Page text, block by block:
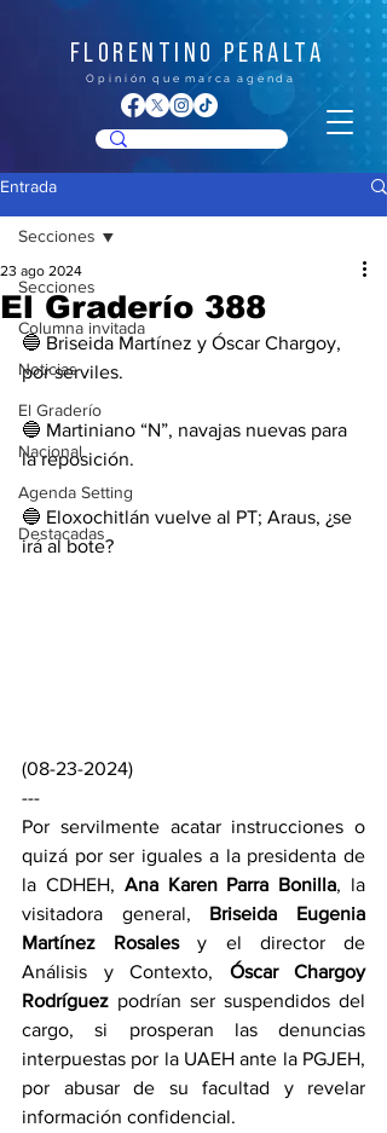
FLORENTINO PERALTA
O p i n i ó n q u e m a r c a a g e n d a
Entrada
Secciones
Columna invitada
Noticias
El Graderío
Nacional
Agenda Setting
Destacadas
Secciones
El Graderío 388
23 ago 2024
🔵 Briseida Martínez y Óscar Chargoy,
por serviles.
🔵 Martiniano “N”, navajas nuevas para
la reposición.
🔵 Eloxochitlán vuelve al PT; Araus, ¿se
irá al bote?
(08-23-2024)
---
Por servilmente acatar instrucciones o
quizá por ser iguales a la presidenta de
la CDHEH, Ana Karen Parra Bonilla, la
visitadora general, Briseida Eugenia
Martínez Rosales y el director de
Análisis y Contexto, Óscar Chargoy
Rodríguez podrían ser suspendidos del
cargo, si prosperan las denuncias
interpuestas por la UAEH ante la PGJEH,
por abusar de su facultad y revelar
información confidencial.